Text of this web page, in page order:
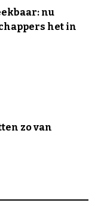
nu
het in
zo van